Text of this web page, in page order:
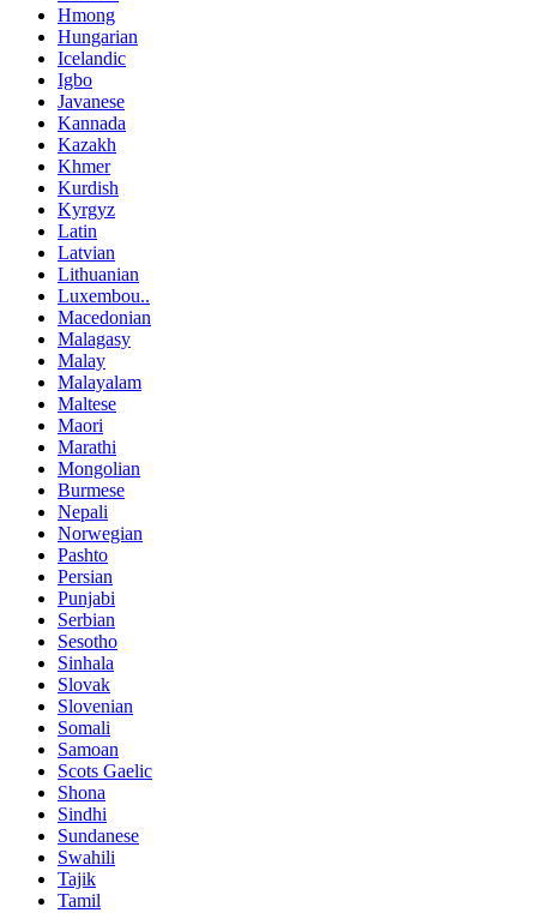
Hmong
Hungarian
Icelandic
Igbo
Javanese
Kannada
Kazakh
Khmer
Kurdish
Kyrgyz
Latin
Latvian
Lithuanian
Luxembou..
Macedonian
Malagasy
Malay
Malayalam
Maltese
Maori
Marathi
Mongolian
Burmese
Nepali
Norwegian
Pashto
Persian
Punjabi
Serbian
Sesotho
Sinhala
Slovak
Slovenian
Somali
Samoan
Scots Gaelic
Shona
Sindhi
Sundanese
Swahili
Tajik
Tamil